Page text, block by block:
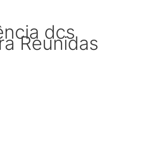
dcs
Reunidas